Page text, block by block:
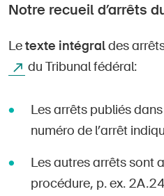
Notre recueil d’arrêts
Letexte intégraldes
du Tribunal fédéral:
Les arrêts publiés
numéro de l’arrêt
Les autres arrêts sont
procédure, p. ex.